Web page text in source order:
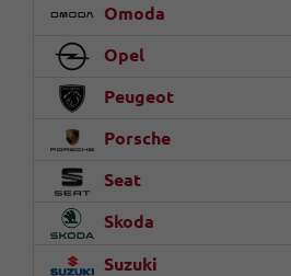
Omoda
Opel
Peugeot
Porsche
Seat
Skoda
Suzuki